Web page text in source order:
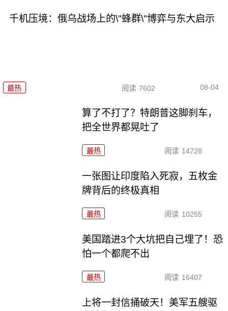
千机压境：俄乌战场上的\"蜂群\"博弈与东大启示
最热 阅读 7602 08-04
算了不打了？特朗普这脚刹车，
把全世界都晃吐了
最热 阅读 14728
一张图让印度陷入死寂，五枚金
牌背后的终极真相
最热 阅读 10255
美国踏进3个大坑把自己埋了！恐
怕一个都爬不出
最热 阅读 16407
上将一封信捅破天！美军五艘驱